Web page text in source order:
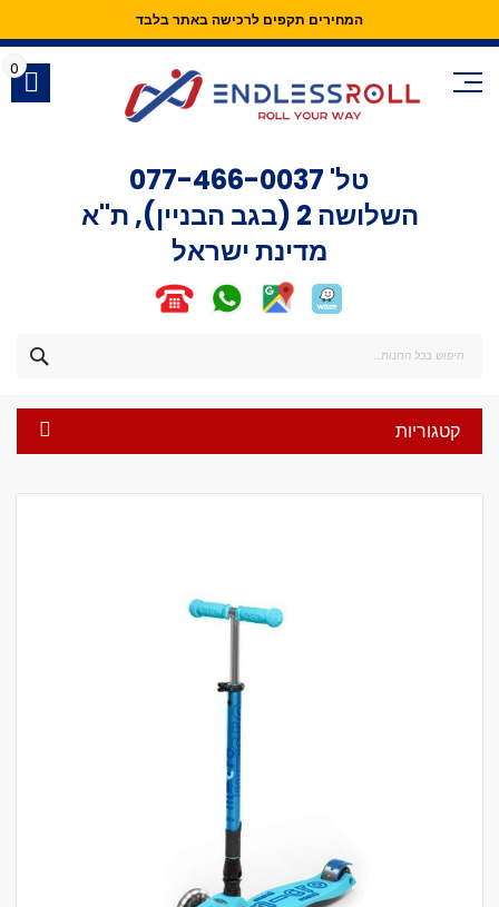
המחירים תקפים לרכישה באתר בלבד
Skip
Content
טל' 077-466-0037
השלושה 2 (בגב הבניין), ת"א
מדינת ישראל
0
קטגוריות